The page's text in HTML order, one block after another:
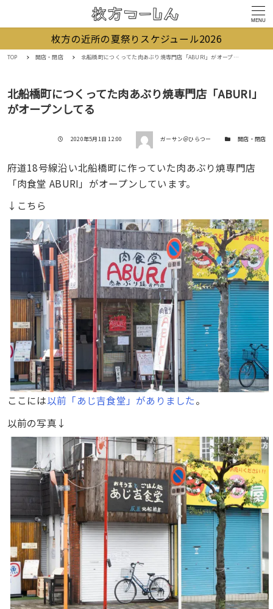
MENU
枚方の近所の夏祭りスケジュール2026
TOP 開店・閉店 北船橋町につくってた肉あぶり焼専門店「ABURI」がオープンしてる
北船橋町につくってた肉あぶり焼専門店「ABURI」
がオープンしてる
投稿日
2020年5月1日 12:00 著者 ガーサン＠ひらつー カテゴリー開店・閉店
府道18号線沿い北船橋町に作っていた肉あぶり焼専門店
「肉食堂 ABURI」がオープンしています。
↓こちら
ここには以前「あじ吉食堂」がありました。
以前の写真↓